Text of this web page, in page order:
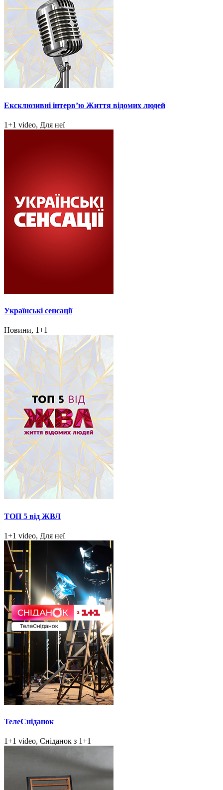
Ексклюзивні інтерв’ю Життя відомих людей
1+1 video, Для неї
Українські сенсації
Новини, 1+1
ТОП 5 від ЖВЛ
1+1 video, Для неї
ТелеСніданок
1+1 video, Сніданок з 1+1